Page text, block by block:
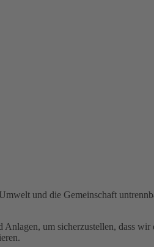
und die Gemeinschaft
um sicherzustellen, dass wir